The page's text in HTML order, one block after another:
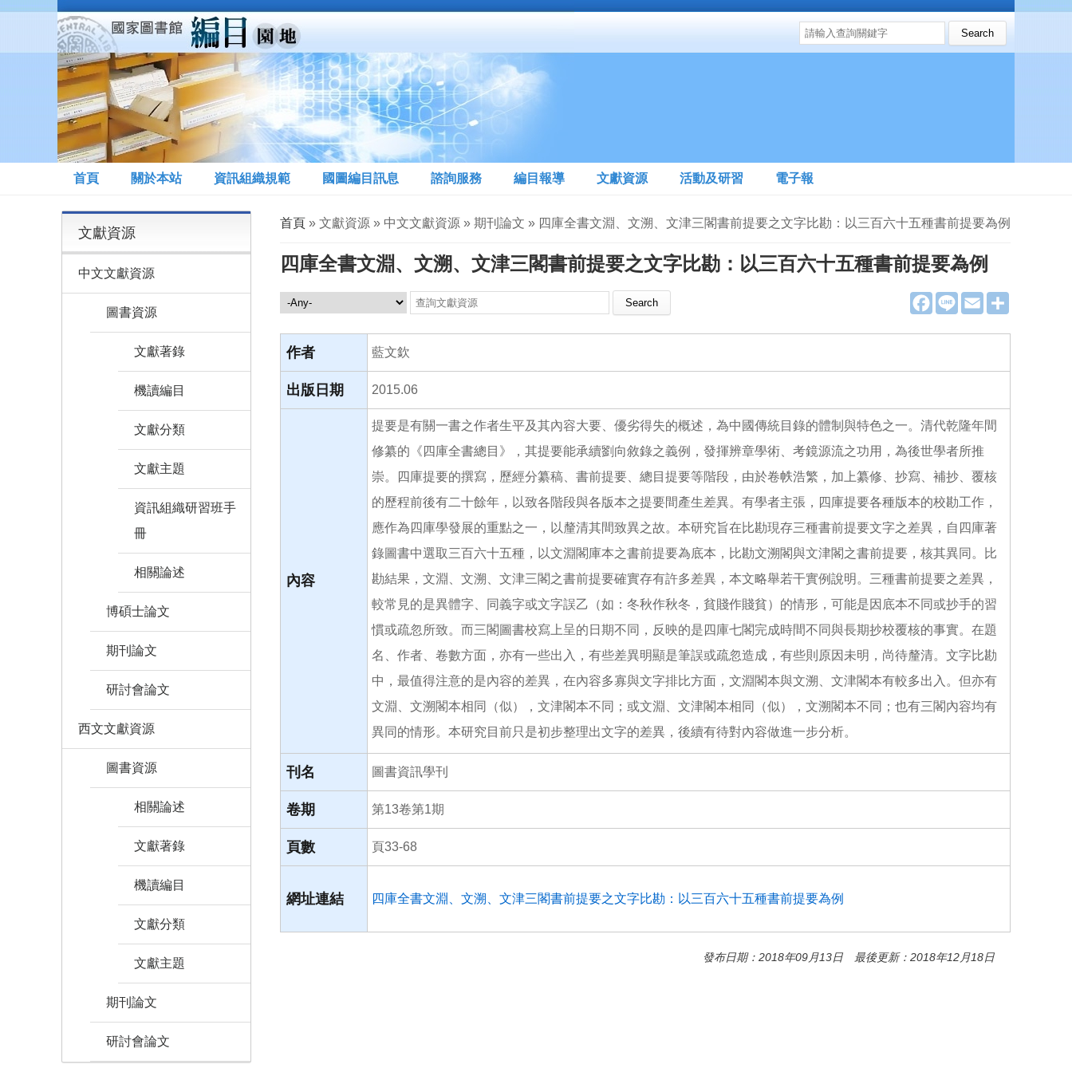
移至主內容
搜尋表單
Search this site
首頁 關於本站 資訊組織規範 國圖編目訊息 諮詢服務 編目報導 文獻資源 活動及研習 電子報
您在這裡
首頁» 文獻資源 » 中文文獻資源 » 期刊論文 » 四庫全書文淵、文溯、文津三閣書前提要之文字比勘：以三百六十五種書前提要為例
四庫全書文淵、文溯、文津三閣書前提要之文字比勘：以三百六十五種書前提要為例
F
a
e
o
L
e
E
m
i
文獻資源 Search this site
作者 藍文欽
出版日期 2015.06
內容
提要是有關一書之作者生平及其內容大要、優劣得失的概述，為中國傳統目錄的體制與特色之一。清代乾隆年間
修纂的《四庫全書總目》，其提要能承續劉向敘錄之義例，發揮辨章學術、考鏡源流之功用，為後世學者所推
崇。四庫提要的撰寫，歷經分纂稿、書前提要、總目提要等階段，由於卷帙浩繁，加上纂修、抄寫、補抄、覆核
的歷程前後有二十餘年，以致各階段與各版本之提要間產生差異。有學者主張，四庫提要各種版本的校勘工作，
應作為四庫學發展的重點之一，以釐清其間致異之故。本研究旨在比勘現存三種書前提要文字之差異，自四庫著
錄圖書中選取三百六十五種，以文淵閣庫本之書前提要為底本，比勘文溯閣與文津閣之書前提要，核其異同。比
勘結果，文淵、文溯、文津三閣之書前提要確實存有許多差異，本文略舉若干實例說明。三種書前提要之差異，
較常見的是異體字、同義字或文字誤乙（如：冬秋作秋冬，貧賤作賤貧）的情形，可能是因底本不同或抄手的習
慣或疏忽所致。而三閣圖書校寫上呈的日期不同，反映的是四庫七閣完成時間不同與長期抄校覆核的事實。在題
名、作者、卷數方面，亦有一些出入，有些差異明顯是筆誤或疏忽造成，有些則原因未明，尚待釐清。文字比勘
中，最值得注意的是內容的差異，在內容多寡與文字排比方面，文淵閣本與文溯、文津閣本有較多出入。但亦有
文淵、文溯閣本相同（似），文津閣本不同；或文淵、文津閣本相同（似），文溯閣本不同；也有三閣內容均有
異同的情形。本研究目前只是初步整理出文字的差異，後續有待對內容做進一步分析。
刊名 圖書資訊學刊
卷期 第13卷第1期
頁數 頁33-68
網址連結 四庫全書文淵、文溯、文津三閣書前提要之文字比勘：以三百六十五種書前提要為例
發布日期：2018年09月13日 最後更新：2018年12月18日
文獻資源
中文文獻資源
圖書資源
文獻著錄
機讀編目
文獻分類
文獻主題
資訊組織研習班手
冊
相關論述
博碩士論文
期刊論文
研討會論文
西文文獻資源
圖書資源
相關論述
文獻著錄
機讀編目
文獻分類
文獻主題
期刊論文
研討會論文